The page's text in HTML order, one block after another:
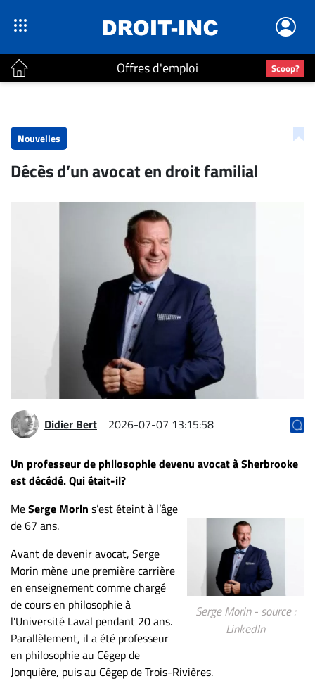
Offres d'emploi Scoop?
Accueil
Continu
CARRIÈRE
EMPLOIS
AVOCATS
JURISTES
d'emploi
Continue
Métiers
Scoop?
CABINETS
ET
ENTREPRISES
Nouvelles
Décès d’un avocat en droit familial
Didier Bert 2026-07-07 13:15:58
Un professeur de philosophie devenu avocat à Sherbrooke
est décédé. Qui était-il?
Serge Morin - source :
LinkedIn
MeSerge Morin s’est éteint à l’âge
de 67 ans.
Avant de devenir avocat, Serge
Morin mène une première carrière
en enseignement comme chargé
de cours en philosophie à
l'Université Laval pendant 20 ans.
Parallèlement, il a été professeur
en philosophie au Cégep de
Jonquière, puis au Cégep de Trois-Rivières.